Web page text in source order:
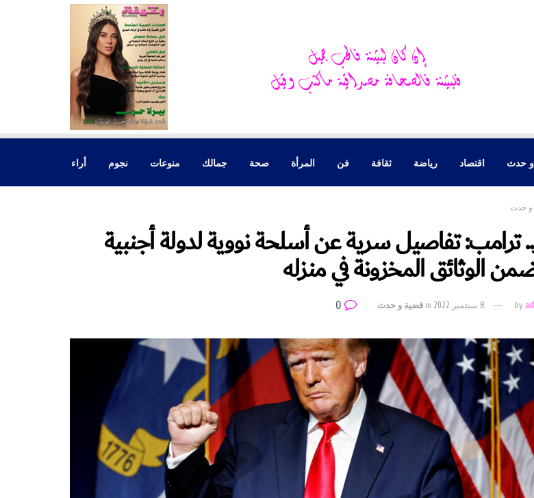
حدث اقتصاد رياضة ثقافة فن المرأة صحة جمالك منوعات نجوم أراء
حدث
ترامب: تفاصيل سرية عن أسلحة نووية لدولة أجنبية
الوثائق المخزونة في منزله
by 8 سبتمبر 2022 inقضية و حدث